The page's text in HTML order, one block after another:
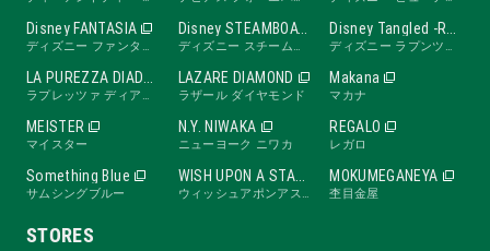
Disney FANTASIA Disney STEAMBOAT WILLIE Disney Tangled -RAPUNZEL Collection-
LA PUREZZA DIADE LAZARE DIAMOND
ラザール ダイヤモンド
Makana
マカナ
MEISTER
マイスター
N.Y. NIWAKA
ニューヨーク ニワカ
REGALO
レガロ
Something Blue
サムシングブルー
WISH UPON A STAR MOKUMEGANEYA
杢目金屋
STORES